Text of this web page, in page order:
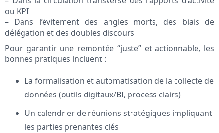
ou KPI
– Dans l’évitement des angles morts, des biais de
délégation et des doubles discours
Pour garantir une remontée “juste” et actionnable, les
bonnes pratiques incluent :
La formalisation et automatisation de la collecte de
données (outils digitaux/BI, process clairs)
Un calendrier de réunions stratégiques impliquant
les parties prenantes clés